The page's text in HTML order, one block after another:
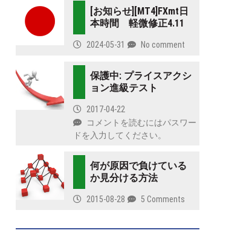
[お知らせ][MT4]FXmt日
本時間 軽微修正4.11
2024-05-31 No comment
保護中: プライスアクシ
ョン進級テスト
2017-04-22
コメントを読むにはパスワー
ドを入力してください。
何が原因で負けている
か見分ける方法
2015-08-28 5 Comments